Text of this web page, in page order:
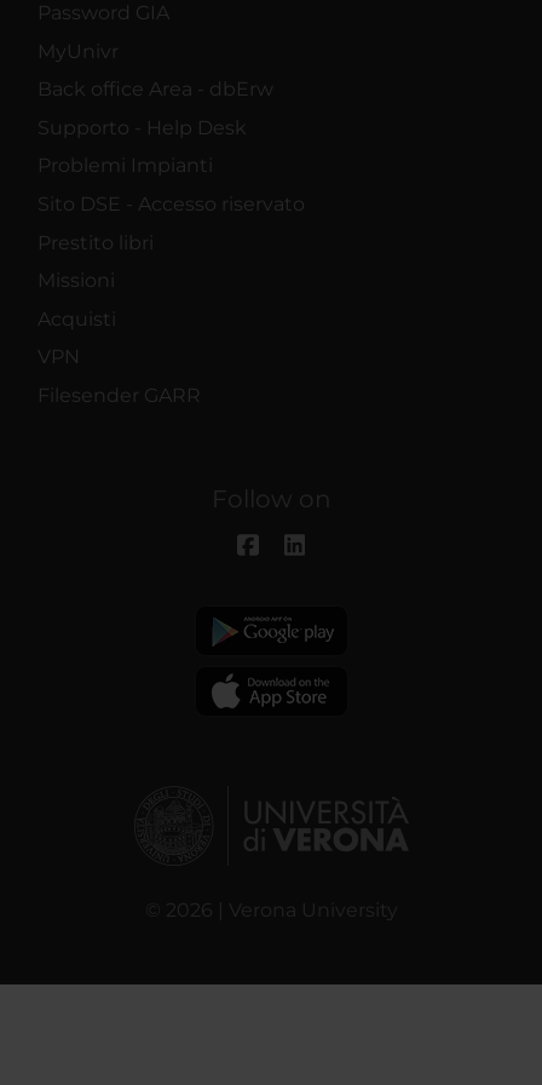
Password GIA
MyUnivr
Back office Area - dbErw
Supporto - Help Desk
Problemi Impianti
Sito DSE - Accesso riservato
Prestito libri
Missioni
Acquisti
VPN
Filesender GARR
Follow on
© 2026 | Verona University